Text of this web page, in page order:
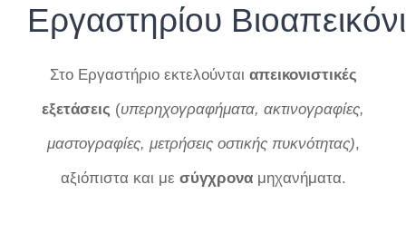
Εργαστηρίου
Στο Εργαστήριο εκτελούνται απεικονιστικές
εξετάσεις (υπερηχογραφήματα, ακτινογραφίες,
μαστογραφίες, μετρήσεις οστικής πυκνότητας),
αξιόπιστα και με σύγχροναμηχανήματα.